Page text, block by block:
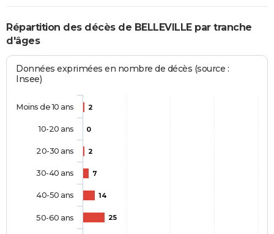
Répartition des décès de BELLEVILLE par tranche
d'âges
Données exprimées en nombre de décès (source :
Insee)
2
0
2
7
14
25
Moins de 10 ans
10-20 ans
20-30 ans
30-40 ans
40-50 ans
50-60 ans